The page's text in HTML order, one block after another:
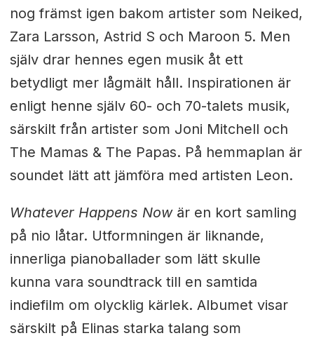
nog främst igen bakom artister som Neiked,
Zara Larsson, Astrid S och Maroon 5. Men
själv drar hennes egen musik åt ett
betydligt mer lågmält håll. Inspirationen är
enligt henne själv 60- och 70-talets musik,
särskilt från artister som Joni Mitchell och
The Mamas & The Papas. På hemmaplan är
soundet lätt att jämföra med artisten Leon.
Whatever Happens Nowär en kort samling
på nio låtar. Utformningen är liknande,
innerliga pianoballader som lätt skulle
kunna vara soundtrack till en samtida
indiefilm om olycklig kärlek. Albumet visar
särskilt på Elinas starka talang som